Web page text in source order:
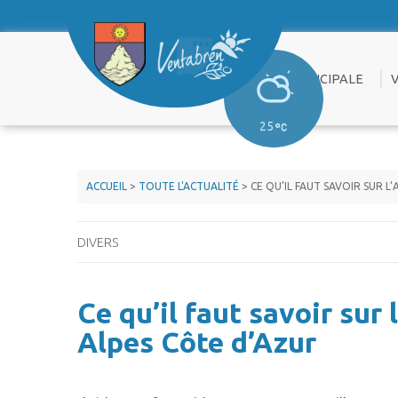
25
PRATIQUE
–
BIODIVERSITÉ
VIE MUNICIPALE
LE CONSEIL
PUBLICATIONS
ACCUEIL > TOUTE L'ACTUALITÉ > CE QU’IL FAUT SAVOIR SUR
DIVERS
Ce qu’il faut savoir sur
Alpes Côte d’Azur